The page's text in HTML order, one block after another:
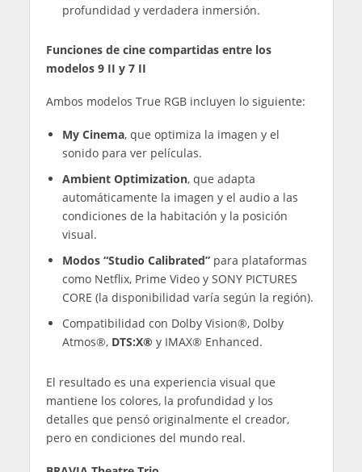
profundidad y verdadera inmersión.
Funciones de cine compartidas entre los
modelos 9 II y 7 II
Ambos modelos True RGB incluyen lo siguiente:
My Cinema, que optimiza la imagen y el
sonido para ver películas.
Ambient Optimization, que adapta
automáticamente la imagen y el audio a las
condiciones de la habitación y la posición
visual.
Modos “Studio Calibrated” para plataformas
como Netflix, Prime Video y SONY PICTURES
CORE (la disponibilidad varía según la región).
Compatibilidad con Dolby Vision®, Dolby
Atmos®, DTS:X® y IMAX® Enhanced.
El resultado es una experiencia visual que
mantiene los colores, la profundidad y los
detalles que pensó originalmente el creador,
pero en condiciones del mundo real.